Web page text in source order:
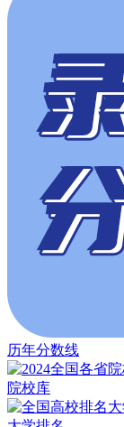
历年分数线
院校库